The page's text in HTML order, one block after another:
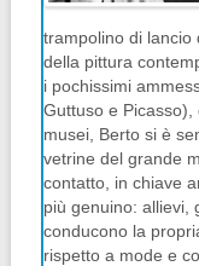
trampolino di lancio
della pittura
i pochissimi
Guttuso e
musei, Berto si è
vetrine del grande
contatto, in chiave
più genuino: allievi,
conducono la
rispetto a mode e